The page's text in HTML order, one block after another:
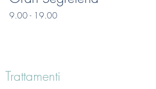
9.00 - 19.00
Trattamenti